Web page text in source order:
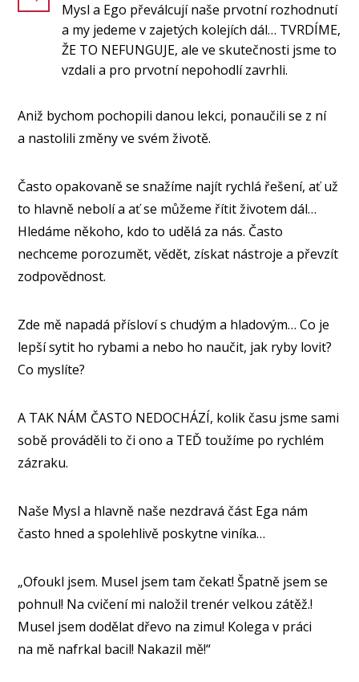
Mysl a Ego převálcují naše prvotní rozhodnutí
a my jedeme v zajetých kolejích dál… TVRDÍME,
ŽE TO NEFUNGUJE, ale ve skutečnosti jsme to
vzdali a pro prvotní nepohodlí zavrhli.
Aniž bychom pochopili danou lekci, ponaučili se z ní
a nastolili změny ve svém životě.
Často opakovaně se snažíme najít rychlá řešení, ať už
to hlavně nebolí a ať se můžeme řítit životem dál…
Hledáme někoho, kdo to udělá za nás. Často
nechceme porozumět, vědět, získat nástroje a převzít
zodpovědnost.
Zde mě napadá přísloví s chudým a hladovým… Co je
lepší sytit ho rybami a nebo ho naučit, jak ryby lovit?
Co myslíte?
A TAK NÁM ČASTO NEDOCHÁZÍ, kolik času jsme sami
sobě prováděli to či ono a TEĎ toužíme po rychlém
zázraku.
Naše Mysl a hlavně naše nezdravá část Ega nám
často hned a spolehlivě poskytne viníka…
„Ofoukl jsem. Musel jsem tam čekat! Špatně jsem se
pohnul! Na cvičení mi naložil trenér velkou zátěž.!
Musel jsem dodělat dřevo na zimu! Kolega v práci
na mě nafrkal bacil! Nakazil mě!“